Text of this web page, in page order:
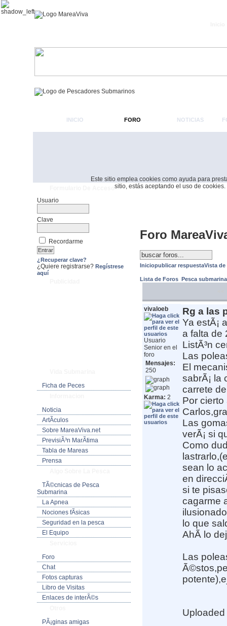
Este sitio emplea cookies como ayuda para
sitio, estás aceptando el uso de cookies.
INICIO FORO NOTICIAS
Usuario
Clave
Recordarme
¿Recuperar clave?
¿Quiere registrarse? Regístrese
aquí
Ficha de Peces
Noticia
ArtÃ­culos
Sobre MareaViva.net
PrevisiÃ³n MarÃ­tima
Tabla de Mareas
Prensa
TÃ©cnicas de Pesca
Submarina
La Apnea
Nociones fÃ­sicas
Seguridad en la pesca
El Equipo
Foro
Chat
Fotos capturas
Libro de Visitas
Enlaces de interÃ©s
PÃ¡ginas amigas
Foro
Iniciopublicar respuestaVista de
Lista de Foros Pesca
vivaloeb
Usuario
Senior en el
foro
Mensajes:
250
Karma: 2
Rg a las
Ya estÃ¡
a falta de
ListÃ³n
Las
El
sabrÃ¡ la
carrete
Por
Las
verÃ¡ si
Como
sean lo
en
si te
cagarme
lo que
AhÃ­ lo
Las